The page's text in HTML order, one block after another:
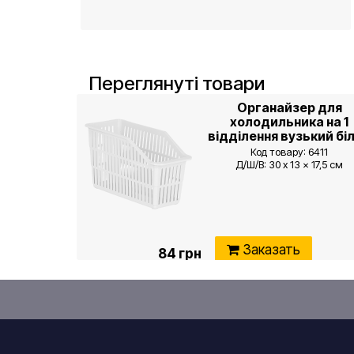
Переглянуті товари
Органайзер для
холодильника на 1
відділення вузький
Код товару: 6411
Д/Ш/В: 30 x 13 x 17,5 см
84 грн Заказать